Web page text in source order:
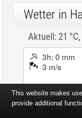
Wetter in
Aktuell: 21 °C,
3h: 0 mm
3 m/s
55%
1023 hPa
This website makes
provide additional